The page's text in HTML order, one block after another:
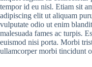
tempor id eu nisl. Etiam sit
adipiscing elit ut aliquam
vulputate odio ut enim
malesuada fames ac turpis.
euismod nisi porta. Morbi
ullamcorper morbi tincidunt